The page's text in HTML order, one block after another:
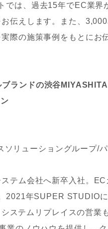
では、過去15年でEC業
伝えします。また、
際の施策事例をもとにお
ランドの渋谷
リューショングループ/パ
テム会社へ新卒入社。EC
2021年SUPER STUDIO
ステムリプレイスの営業